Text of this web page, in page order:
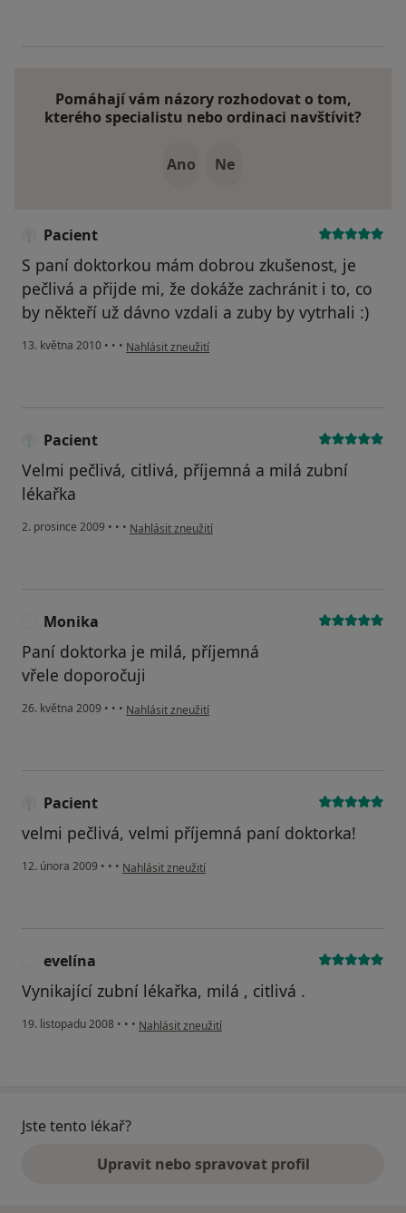
Pomáhají vám názory rozhodovat o tom,
kterého specialistu nebo ordinaci navštívit?
Ano Ne
Pacient
S paní doktorkou mám dobrou zkušenost, je
pečlivá a přijde mi, že dokáže zachránit i to, co
by někteří už dávno vzdali a zuby by vytrhali :)
13. května 2010 • • • podle názoru uživatele Pacient
Nahlásit zneužití
Pacient
Velmi pečlivá, citlivá, příjemná a milá zubní
lékařka
2. prosince 2009 • • • podle názoru uživatele Pacient
Nahlásit zneužití
Monika
Paní doktorka je milá, příjemná
vřele doporočuji
26. května 2009 • • • podle názoru uživatele Monika
Nahlásit zneužití
Pacient
velmi pečlivá, velmi příjemná paní doktorka!
12. února 2009 • • • podle názoru uživatele Pacient
Nahlásit zneužití
evelína
Vynikající zubní lékařka, milá , citlivá .
19. listopadu 2008 • • • podle názoru uživatele evelína
Nahlásit zneužití
Jste tento lékař?
Upravit nebo spravovat profil